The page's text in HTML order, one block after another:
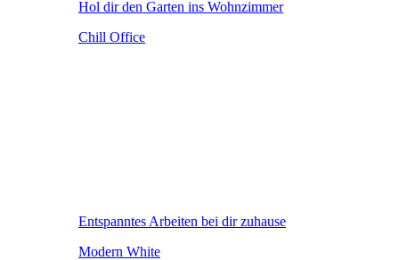
Hol dir den Garten ins Wohnzimmer
Chill Office
Entspanntes Arbeiten bei dir zuhause
Modern White